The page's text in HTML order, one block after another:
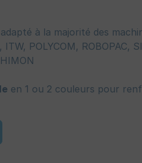
à la majorité des
POLYCOM, ROBOPAC,
en 1 ou 2 couleurs pour